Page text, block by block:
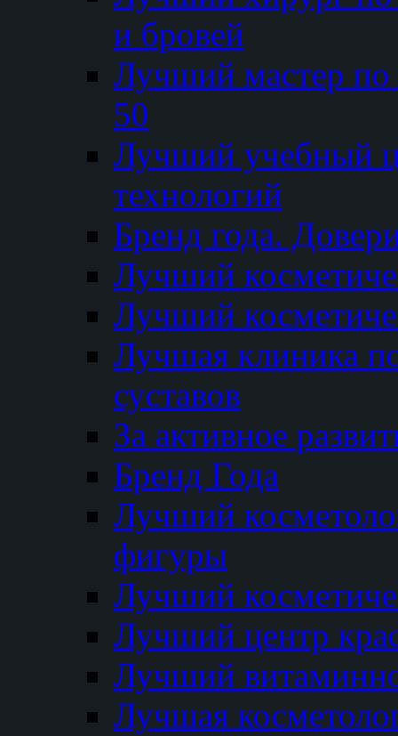
и бровей
Лучший мастер
50
Лучший
технологий
Бренд года.
Лучший
Лучший
Лучшая клиника
суставов
За активное
Бренд Года
Лучший
фигуры
Лучший
Лучший центр
Лучший
Лучшая